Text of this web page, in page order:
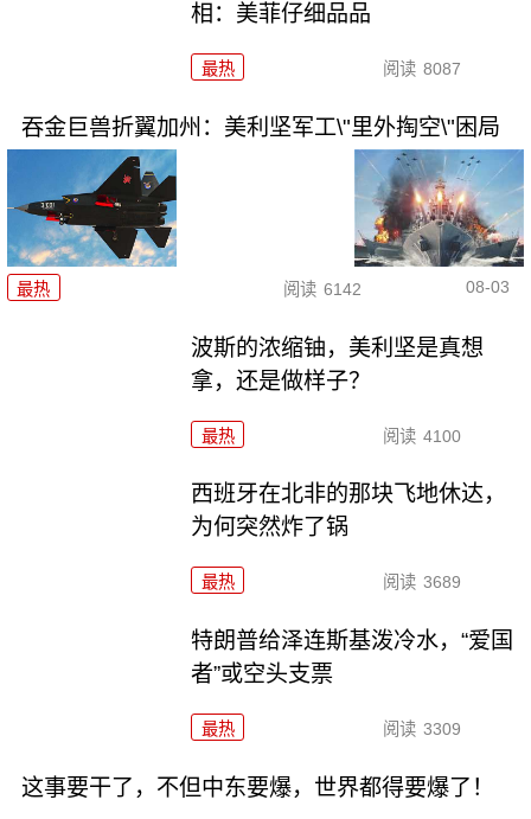
相：美菲仔细品品
最热 阅读 8087
吞金巨兽折翼加州：美利坚军工\"里外掏空\"困局
最热 阅读 6142 08-03
波斯的浓缩铀，美利坚是真想
拿，还是做样子？
最热 阅读 4100
西班牙在北非的那块飞地休达，
为何突然炸了锅
最热 阅读 3689
特朗普给泽连斯基泼冷水，“爱国
者”或空头支票
最热 阅读 3309
这事要干了，不但中东要爆，世界都得要爆了！